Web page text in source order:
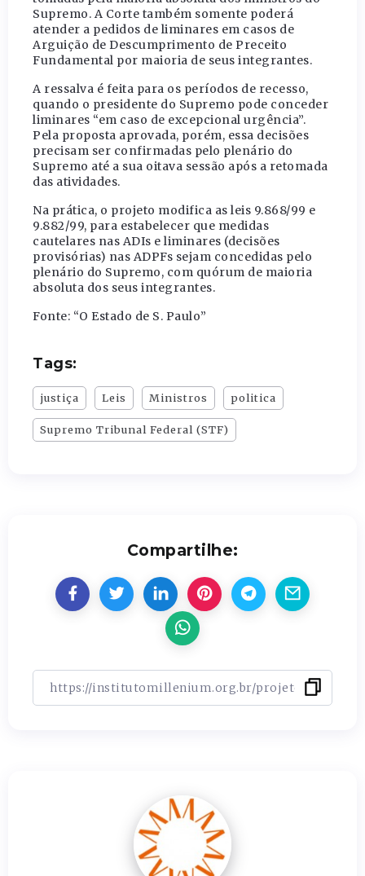
Supremo. A Corte também somente poderá
atender a pedidos de liminares em casos de
Arguição de Descumprimento de Preceito
Fundamental por maioria de seus integrantes.
A ressalva é feita para os períodos de recesso,
quando o presidente do Supremo pode conceder
liminares “em caso de excepcional urgência”.
Pela proposta aprovada, porém, essa decisões
precisam ser confirmadas pelo plenário do
Supremo até a sua oitava sessão após a retomada
das atividades.
Na prática, o projeto modifica as leis 9.868/99 e
9.882/99, para estabelecer que medidas
cautelares nas ADIs e liminares (decisões
provisórias) nas ADPFs sejam concedidas pelo
plenário do Supremo, com quórum de maioria
absoluta dos seus integrantes.
Fonte: “O Estado de S. Paulo”
Tags:
justiça Leis Ministros politica
Supremo Tribunal Federal (STF)
Compartilhe: